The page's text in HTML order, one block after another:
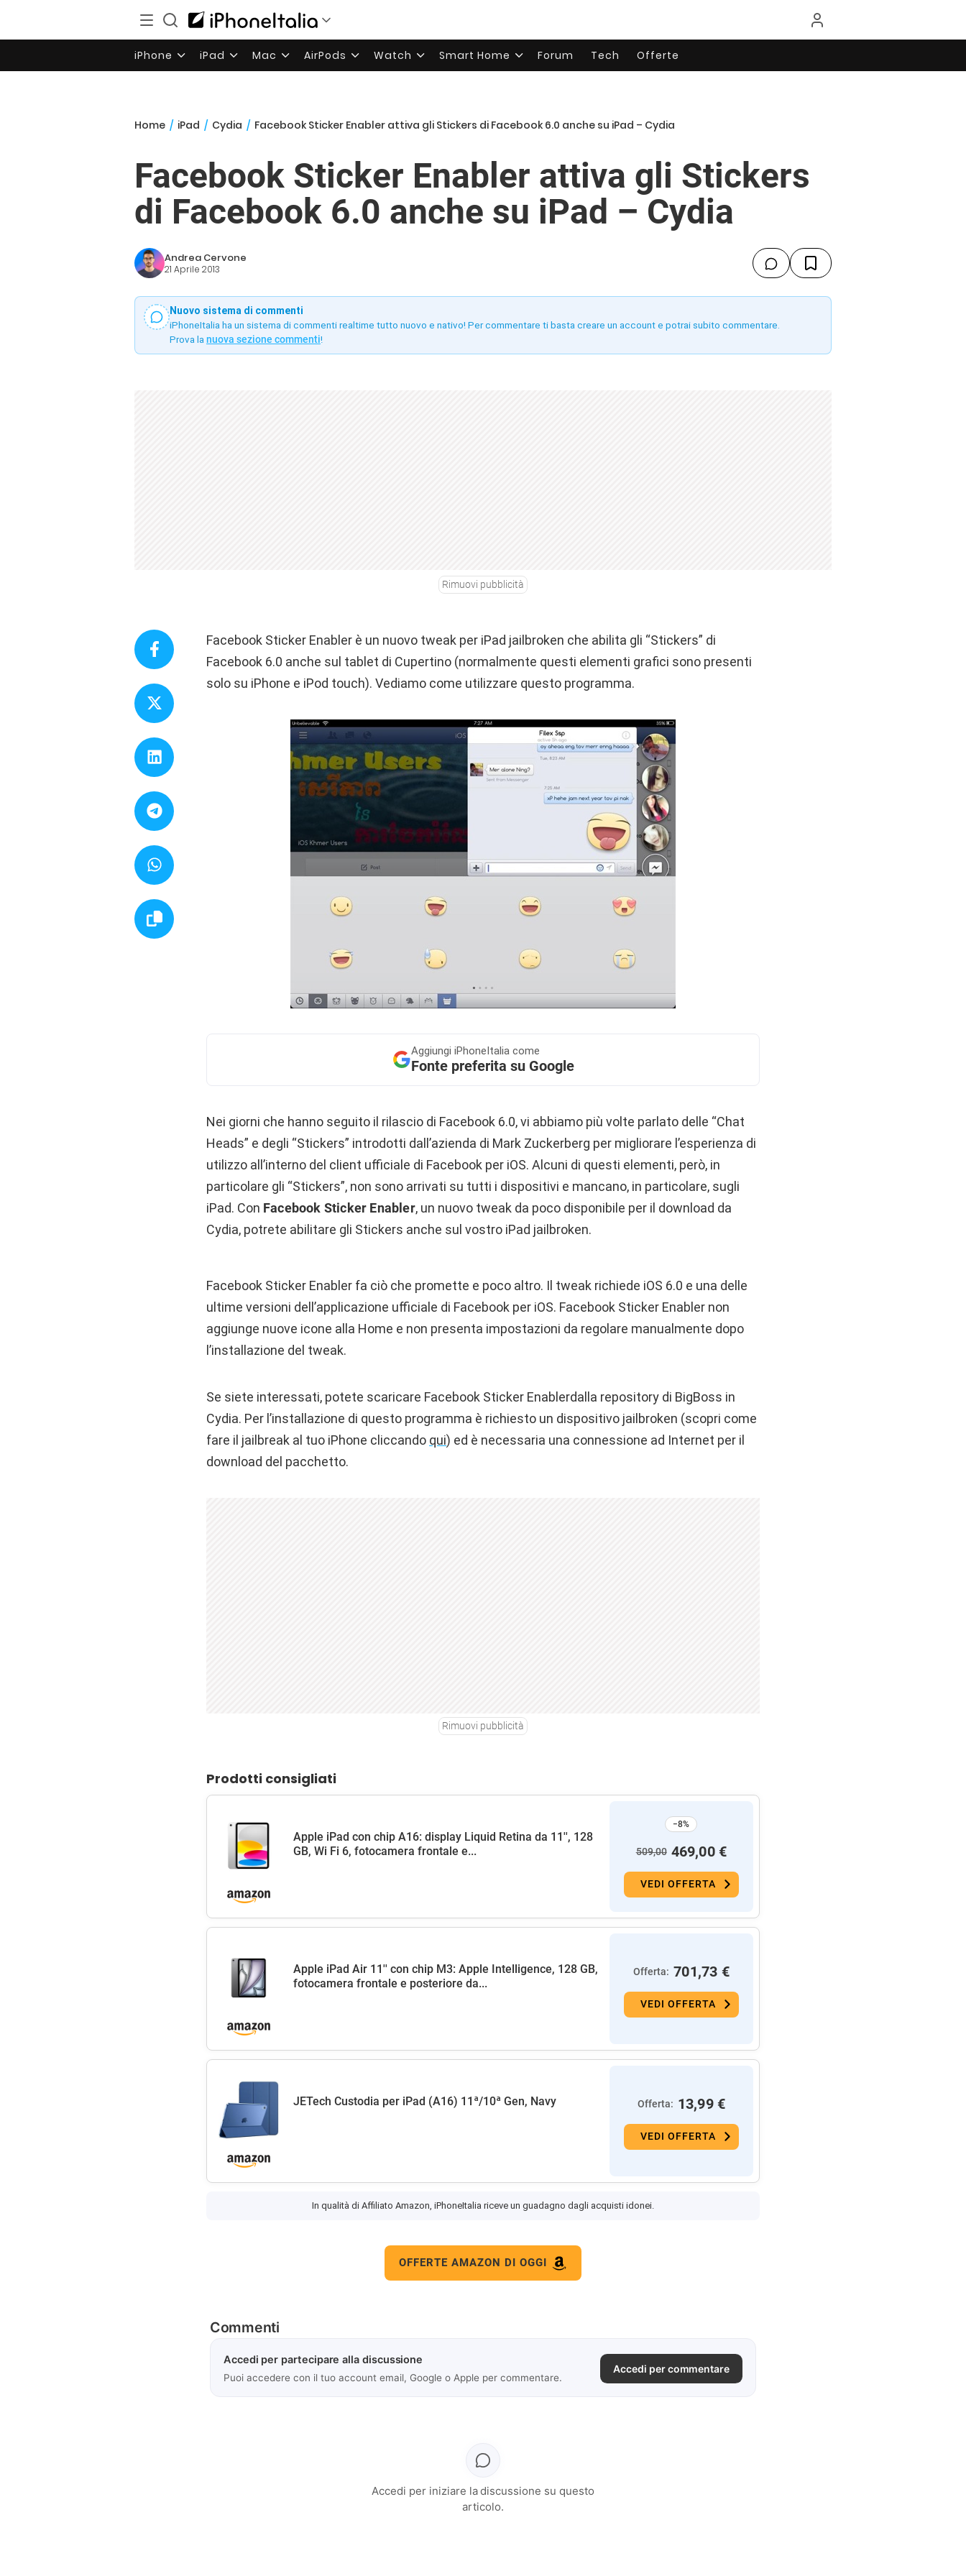
iPhone iPad Mac AirPods Watch Smart Home Forum Tech Offerte
Home / iPad / Cydia / Facebook Sticker Enabler attiva gli Stickers di Facebook 6.0 anche su iPad – Cydia
Facebook Sticker Enabler attiva gli Stickers
di Facebook 6.0 anche su iPad – Cydia
Andrea Cervone
21 Aprile 2013
Nuovo sistema di commenti
iPhoneItalia ha un sistema di commenti realtime tutto nuovo e nativo! Per commentare ti basta creare un account e potrai subito commentare.
Prova la nuova sezione commenti!
Rimuovi pubblicità
Facebook Sticker Enabler è un nuovo tweak per iPad jailbroken che abilita gli “Stickers” di
Facebook 6.0 anche sul tablet di Cupertino (normalmente questi elementi grafici sono presenti
solo su iPhone e iPod touch). Vediamo come utilizzare questo programma.
Aggiungi iPhoneItalia come
Fonte preferita su Google
Nei giorni che hanno seguito il rilascio di Facebook 6.0, vi abbiamo più volte parlato delle “Chat
Heads” e degli “Stickers” introdotti dall’azienda di Mark Zuckerberg per migliorare l’esperienza di
utilizzo all’interno del client ufficiale di Facebook per iOS. Alcuni di questi elementi, però, in
particolare gli “Stickers”, non sono arrivati su tutti i dispositivi e mancano, in particolare, sugli
iPad. Con Facebook Sticker Enabler, un nuovo tweak da poco disponibile per il download da
Cydia, potrete abilitare gli Stickers anche sul vostro iPad jailbroken.
Facebook Sticker Enabler fa ciò che promette e poco altro. Il tweak richiede iOS 6.0 e una delle
ultime versioni dell’applicazione ufficiale di Facebook per iOS. Facebook Sticker Enabler non
aggiunge nuove icone alla Home e non presenta impostazioni da regolare manualmente dopo
l’installazione del tweak.
Se siete interessati, potete scaricare Facebook Sticker Enablerdalla repository di BigBoss in
Cydia. Per l’installazione di questo programma è richiesto un dispositivo jailbroken (scopri come
fare il jailbreak al tuo iPhone cliccando qui) ed è necessaria una connessione ad Internet per il
download del pacchetto.
Rimuovi pubblicità
Prodotti consigliati
Apple iPad con chip A16: display Liquid Retina da 11'', 128
GB, Wi Fi 6, fotocamera frontale e...
−8%
509,00 469,00 €
VEDI OFFERTA
Apple iPad Air 11'' con chip M3: Apple Intelligence, 128 GB,
fotocamera frontale e posteriore da...
Offerta: 701,73 €
VEDI OFFERTA
JETech Custodia per iPad (A16) 11ª/10ª Gen, Navy Offerta: 13,99 €
VEDI OFFERTA
In qualità di Affiliato Amazon, iPhoneItalia riceve un guadagno dagli acquisti idonei.
OFFERTE AMAZON DI OGGI
Commenti
Accedi per partecipare alla discussione
Puoi accedere con il tuo account email, Google o Apple per commentare.
Accedi per commentare
Accedi per iniziare la discussione su questo
articolo.